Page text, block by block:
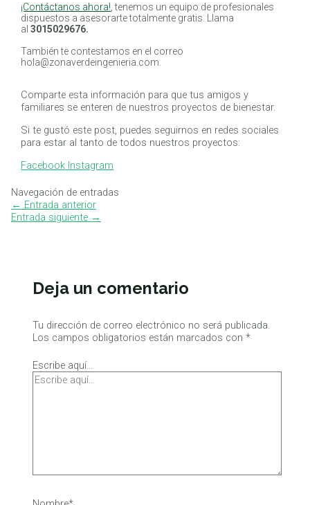
¡Contáctanos ahora! , tenemos un equipo de profesionales
dispuestos a asesorarte totalmente gratis. Llama
al3015029676.
También te contestamos en el correo
hola@zonaverdeingenieria.com.
Comparte esta información para que tus amigos y
familiares se enteren de nuestros proyectos de bienestar.
Si te gustó este post, puedes seguirnos en redes sociales
para estar al tanto de todos nuestros proyectos:
Facebook Instagram
Navegación de entradas
← Entrada anterior
Entrada siguiente →
Deja un comentario
Tu dirección de correo electrónico no será publicada.
Los campos obligatorios están marcados con*
Escribe aquí...